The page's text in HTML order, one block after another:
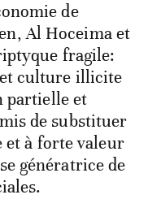
de
Al Hoceima et
fragile:
culture illicite
partielle et
de substituer
et à forte valeur
génératrice de